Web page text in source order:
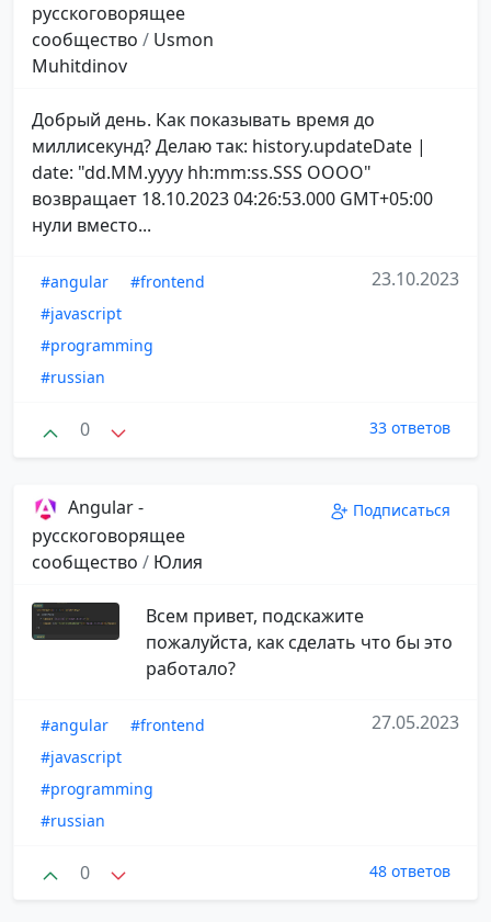
русскоговорящее
сообщество / Usmon
Muhitdinov
Добрый день. Как показывать время до
миллисекунд? Делаю так: history.updateDate |
date: "dd.MM.yyyy hh:mm:ss.SSS OOOO"
возвращает 18.10.2023 04:26:53.000 GMT+05:00
нули вместо...
#angular
#frontend
#javascript
#programming
#russian
23.10.2023
0 33 ответов
Angular -
русскоговорящее
сообщество / Юлия
Подписаться
Всем привет, подскажите
пожалуйста, как сделать что бы это
работало?
#angular
#frontend
#javascript
#programming
#russian
27.05.2023
0 48 ответов